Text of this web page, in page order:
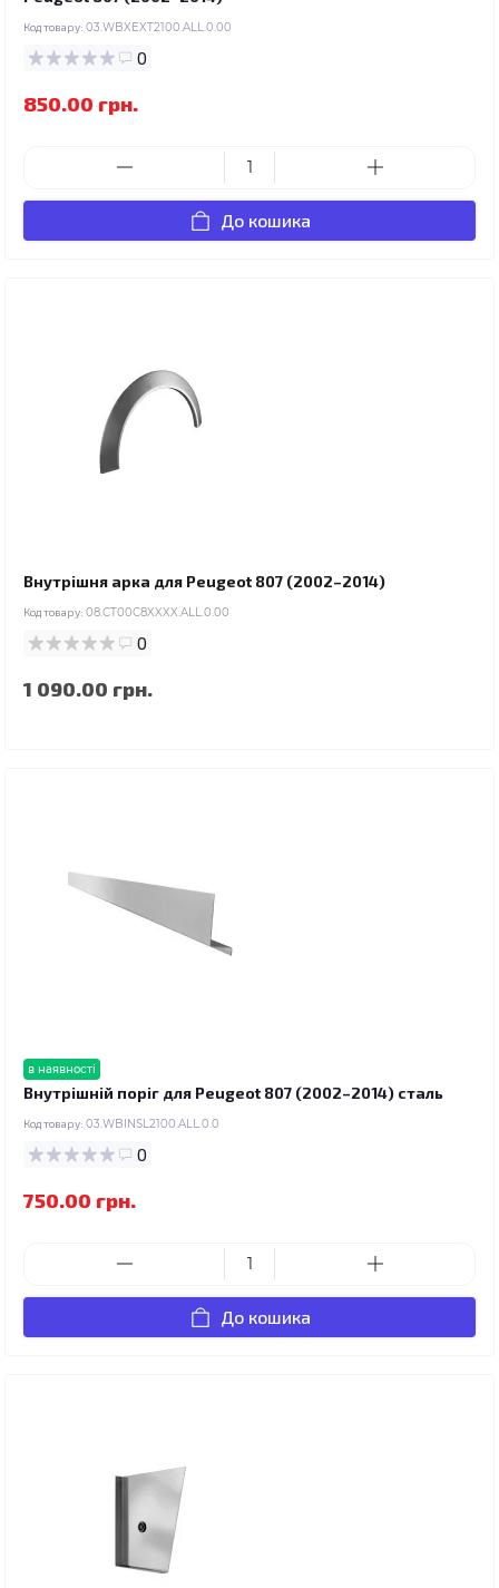
Код товару: 03.WBXEXT2100.ALL.0.00
0
850.00 грн.
До кошика
Внутрішня арка для Peugeot 807 (2002–2014)
Код товару: 08.CT00C8XXXX.ALL.0.00
0
1 090.00 грн.
в наявності
Внутрішній поріг для Peugeot 807 (2002–2014) сталь
Код товару: 03.WBINSL2100.ALL.0.0
0
750.00 грн.
До кошика